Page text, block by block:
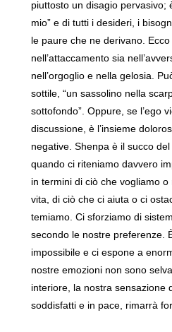
piuttosto un disagio pervasivo;
mio” e di tutti i desideri, i
le paure che ne derivano.
nell’attaccamento sia
nell’orgoglio e nella gelosia.
sottile, “un sassolino nella
sottofondo”. Oppure, se l’ego
discussione, è l’insieme
negative. Shenpa è il succo
quando ci riteniamo davvero
in termini di ciò che vogliamo
vita, di ciò che ci aiuta o ci
temiamo. Ci sforziamo di
secondo le nostre preferenze.
impossibile e ci espone a
nostre emozioni non sono
interiore, la nostra sensazione
soddisfatti e in pace, rimarrà